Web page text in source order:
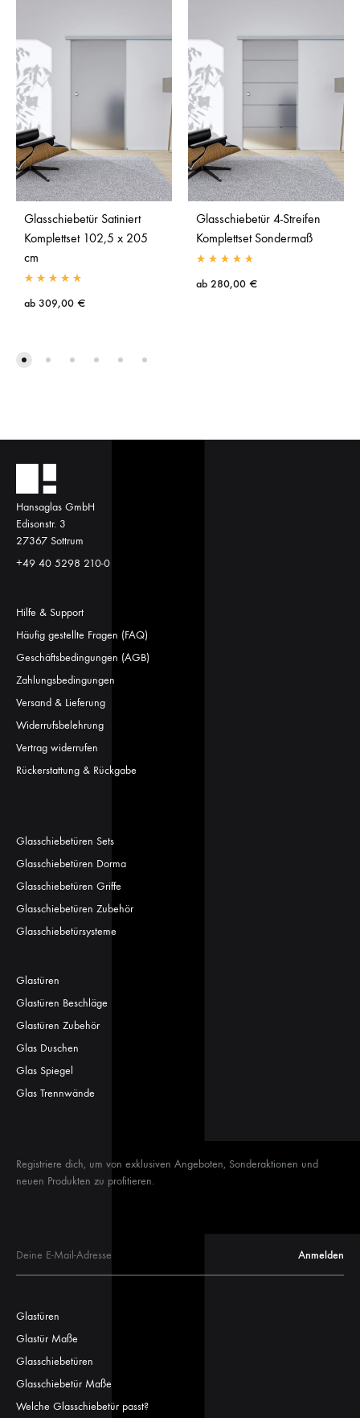
Glasschiebetür Satiniert
Komplettset 102,5 x 205
cm
ab 309,00 €
Glasschiebetür 4-Streifen
Komplettset Sondermaß
ab 280,00 €
Hansaglas GmbH
Edisonstr. 3
27367 Sottrum
+49 40 5298 210-0
Hilfe & Support
Häufig gestellte Fragen (FAQ)
Geschäftsbedingungen (AGB)
Zahlungsbedingungen
Versand & Lieferung
Widerrufsbelehrung
Vertrag widerrufen
Rückerstattung & Rückgabe
Glasschiebetüren Sets
Glasschiebetüren Dorma
Glasschiebetüren Griffe
Glasschiebetüren Zubehör
Glasschiebetürsysteme
Glastüren
Glastüren Beschläge
Glastüren Zubehör
Glas Duschen
Glas Spiegel
Glas Trennwände
Registriere dich, um von exklusiven Angeboten, Sonderaktionen und
neuen Produkten zu profitieren.
Glastüren
Glastür Maße
Glasschiebetüren
Glasschiebetür Maße
Welche Glasschiebetür passt?